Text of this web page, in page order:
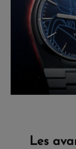
Les